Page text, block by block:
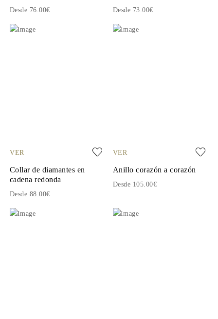
Desde 76.00€ Desde 73.00€
VER
Collar de diamantes en
cadena redonda
Desde 88.00€
VER
Anillo corazón a corazón
Desde 105.00€